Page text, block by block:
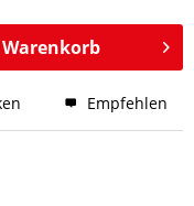
Warenkorb
Empfehlen